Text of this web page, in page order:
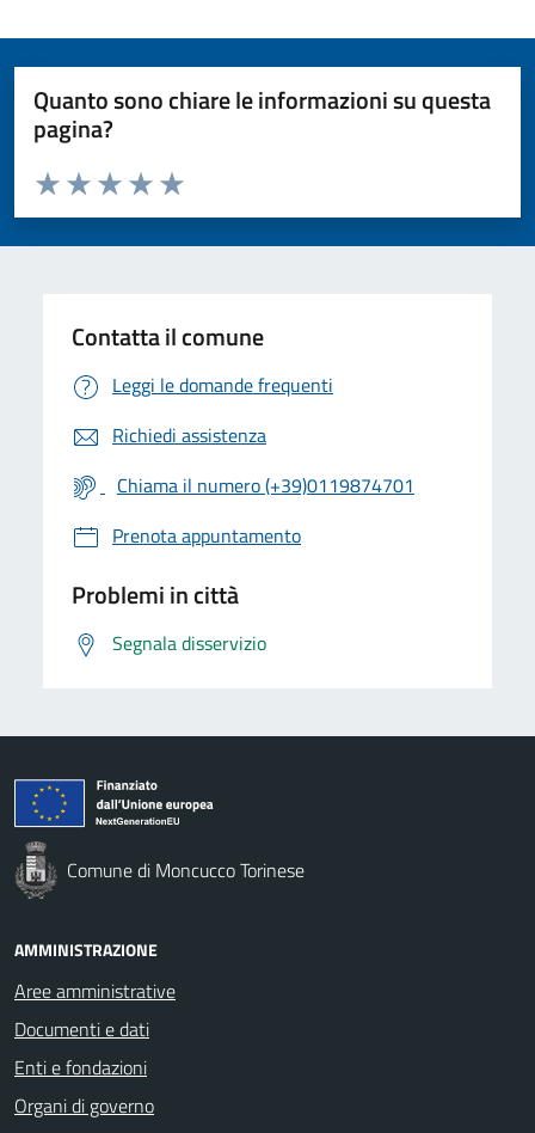
Quanto sono chiare le informazioni su questa
pagina?
Valuta da 1 a 5 stelle la pagina
Valuta 5 stelle su 5
Valuta 4 stelle su 5
Valuta 3 stelle su 5
Valuta 2 stelle su 5
Valuta 1 stelle su 5
Contatta il comune
Leggi le domande frequenti
Richiedi assistenza
Chiama il numero (+39)0119874701
Prenota appuntamento
Problemi in città
Segnala disservizio
Comune di Moncucco Torinese
AMMINISTRAZIONE
Aree amministrative
Documenti e dati
Enti e fondazioni
Organi di governo